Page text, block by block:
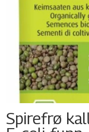
Spirefrø